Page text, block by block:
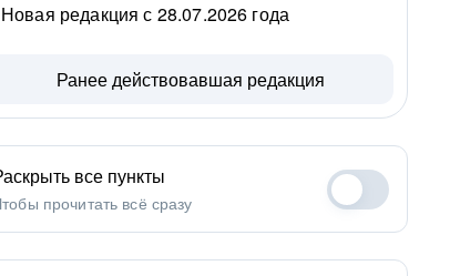
Новая редакция с 28.07.2026 года
Ранее действовавшая редакция
все пункты
прочитать всё сразу